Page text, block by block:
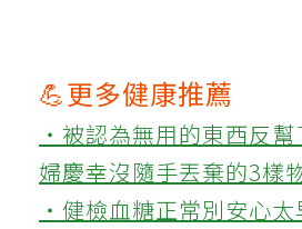
💪更多健康推薦
‧被認為無用的東西反
婦慶幸沒隨手丟棄的3樣
‧健檢血糖正常別安心